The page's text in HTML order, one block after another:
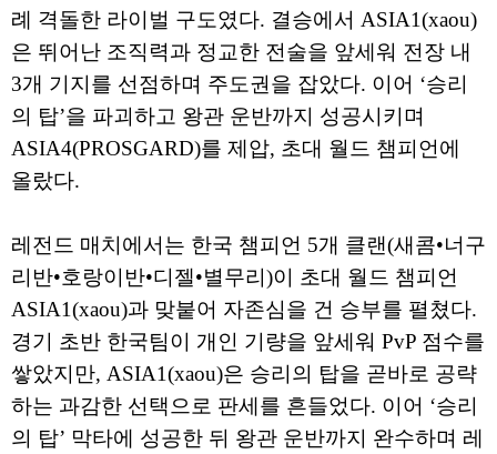
례 격돌한 라이벌 구도였다. 결승에서 ASIA1(xaou)
은 뛰어난 조직력과 정교한 전술을 앞세워 전장 내
3개 기지를 선점하며 주도권을 잡았다. 이어 ‘승리
의 탑’을 파괴하고 왕관 운반까지 성공시키며
ASIA4(PROSGARD)를 제압, 초대 월드 챔피언에
올랐다.
레전드 매치에서는 한국 챔피언 5개 클랜(새콤•너구
리반•호랑이반•디젤•별무리)이 초대 월드 챔피언
ASIA1(xaou)과 맞붙어 자존심을 건 승부를 펼쳤다.
경기 초반 한국팀이 개인 기량을 앞세워 PvP 점수를
쌓았지만, ASIA1(xaou)은 승리의 탑을 곧바로 공략
하는 과감한 선택으로 판세를 흔들었다. 이어 ‘승리
의 탑’ 막타에 성공한 뒤 왕관 운반까지 완수하며 레